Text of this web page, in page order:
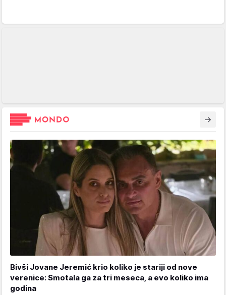
Bivši Jovane Jeremić krio koliko je stariji od nove
verenice: Smotala ga za tri meseca, a evo koliko ima
godina